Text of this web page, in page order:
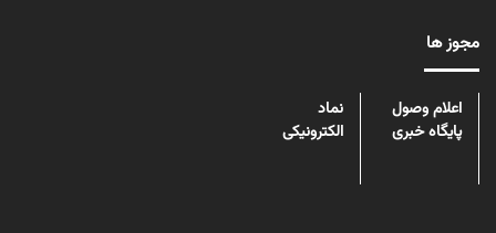
مجوز ها
اعلام وصول
پایگاه خبری
نماد
الکترونیکی